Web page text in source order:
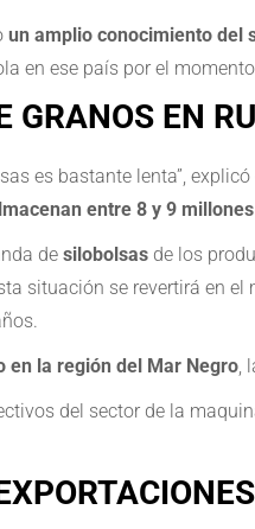
un amplio conocimiento del
en ese país por el
GRANOS EN
es bastante lenta”,
entre 8 y 9
de silobolsas de los
situación se revertirá en
en la región del Mar Negro,
del sector de la